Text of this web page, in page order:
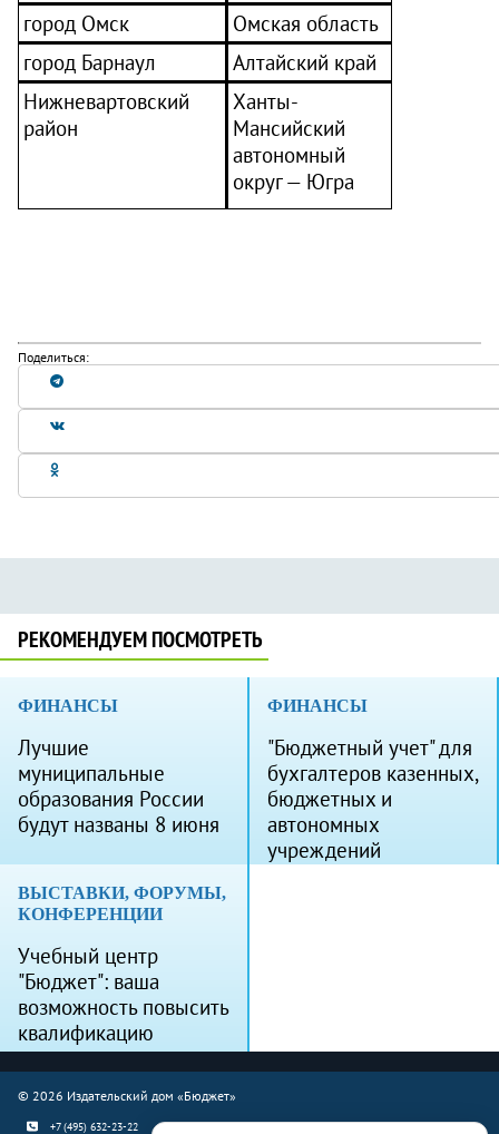
город Омск
Омская область
город Барнаул
Алтайский край
Нижневартовский
район
Ханты-
Мансийский
автономный
округ — Югра
Поделиться:
РЕКОМЕНДУЕМ ПОСМОТРЕТЬ
ФИНАНСЫ
Лучшие
муниципальные
образования России
будут названы 8 июня
ФИНАНСЫ
"Бюджетный учет" для
бухгалтеров казенных,
бюджетных и
автономных
учреждений
ВЫСТАВКИ, ФОРУМЫ,
КОНФЕРЕНЦИИ
Учебный центр
"Бюджет": ваша
возможность повысить
квалификацию
© 2026 Издательский дом «Бюджет»
+7 (495) 632-23-22